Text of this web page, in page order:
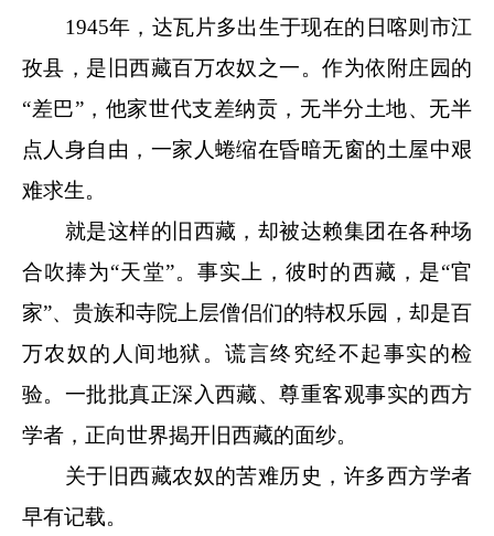
1945年，达瓦片多出生于现在的日喀则市江
孜县，是旧西藏百万农奴之一。作为依附庄园的
“差巴”，他家世代支差纳贡，无半分土地、无半
点人身自由，一家人蜷缩在昏暗无窗的土屋中艰
难求生。
就是这样的旧西藏，却被达赖集团在各种场
合吹捧为“天堂”。事实上，彼时的西藏，是“官
家”、贵族和寺院上层僧侣们的特权乐园，却是百
万农奴的人间地狱。谎言终究经不起事实的检
验。一批批真正深入西藏、尊重客观事实的西方
学者，正向世界揭开旧西藏的面纱。
关于旧西藏农奴的苦难历史，许多西方学者
早有记载。